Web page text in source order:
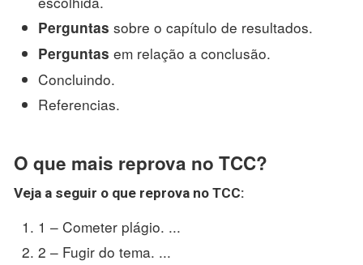
Perguntas sobre o capítulo de resultados.
Perguntas em relação a conclusão.
Concluindo.
Referencias.
O que mais reprova no TCC?
Veja a seguir o que reprova no TCC:
1 – Cometer plágio. ...
2 – Fugir do tema. ...